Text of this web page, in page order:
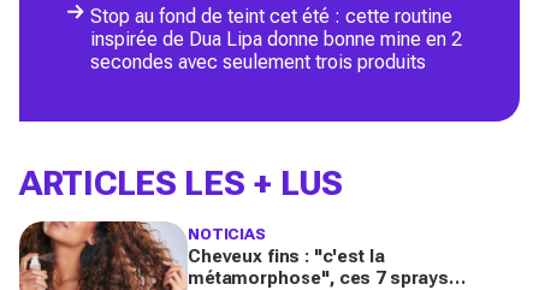
Stop au fond de teint cet été : cette routine
inspirée de Dua Lipa donne bonne mine en 2
secondes avec seulement trois produits
ARTICLES LES + LUS
NOTICIAS
Cheveux fins : "c'est la
métamorphose", ces 7 sprays